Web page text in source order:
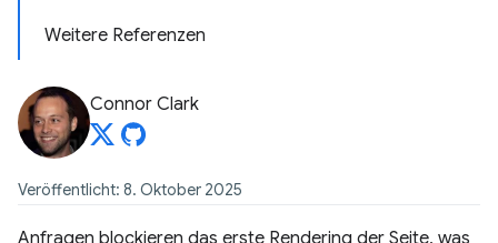
Weitere Referenzen
Connor Clark
Veröffentlicht: 8. Oktober 2025
Anfragen blockieren das erste Rendering der Seite, was